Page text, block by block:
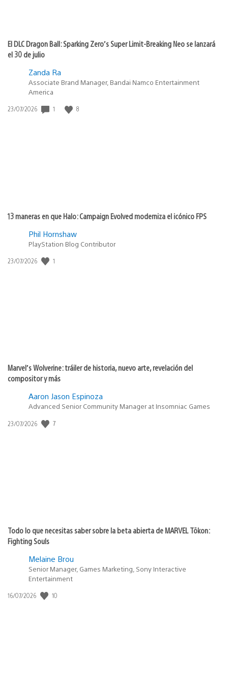
El DLC Dragon Ball: Sparking Zero’s Super Limit-Breaking Neo se lanzará
el 30 de julio
Zanda Ra
Associate Brand Manager, Bandai Namco Entertainment
America
Fecha
23/07/2026 1 8
13 maneras en que Halo: Campaign Evolved moderniza el icónico FPS
Phil Hornshaw
PlayStation Blog Contributor
Fecha
23/07/2026 1
Marvel’s Wolverine: tráiler de historia, nuevo arte, revelación del
compositor y más
Aaron Jason Espinoza
Advanced Senior Community Manager at Insomniac Games
Fecha
23/07/2026 7
Todo lo que necesitas saber sobre la beta abierta de MARVEL Tōkon:
Fighting Souls
Melaine Brou
Senior Manager, Games Marketing, Sony Interactive
Entertainment
Fecha
16/07/2026 10